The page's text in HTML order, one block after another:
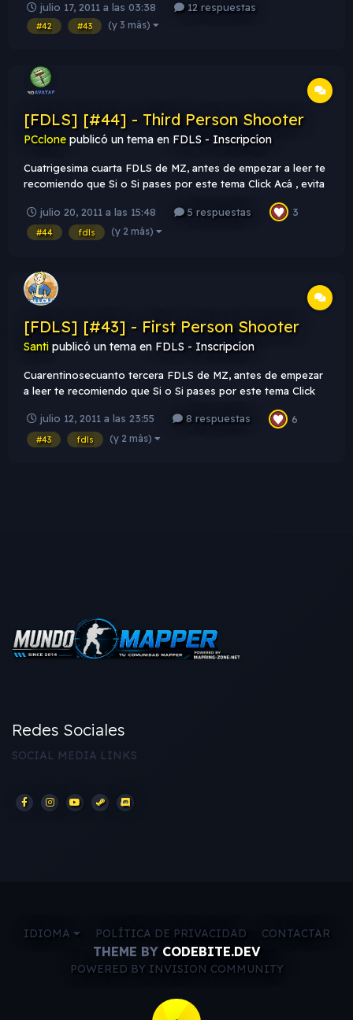
julio 17, 2011 a las 03:38 12 respuestas
#42 #43 (y 3 más)
[FDLS] [#44] - Third Person Shooter
PCclone publicó un tema en FDLS - Inscripcíon
Cuatrigesima cuarta FDLS de MZ, antes de empezar a leer te
recomiendo que Si o Si pases por este tema Click Acá , evita
ser sancionado & expulsado de la FDLS. Tema FDLS [#44] -
Third Person Shooter - Entra cualquier render que tenga
que ver con juegos en tercera persona (Como el Splinter
julio 20, 2011 a las 15:48 5 respuestas 3
#44 fdls (y 2 más)
[FDLS] [#43] - First Person Shooter
Santi publicó un tema en FDLS - Inscripcíon
Cuarentinosecuanto tercera FDLS de MZ, antes de empezar
a leer te recomiendo que Si o Si pases por este tema Click
FDLS [#43] - First Person Shooter - Entra cualquier render
que tenga que ver con juegos en primera persona (desde
julio 12, 2011 a las 23:55 8 respuestas 6
#43 fdls (y 2 más)
Redes Sociales
SOCIAL MEDIA LINKS
IDIOMA POLÍTICA DE PRIVACIDAD CONTACTAR
THEME BY CODEBITE.DEV
POWERED BY INVISION COMMUNITY